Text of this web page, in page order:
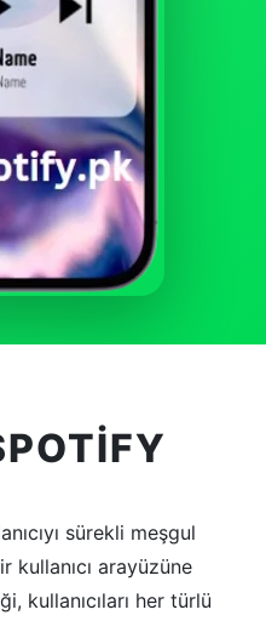
sürekli meşgul
kullanıcı arayüzüne
kullanıcıları her türlü